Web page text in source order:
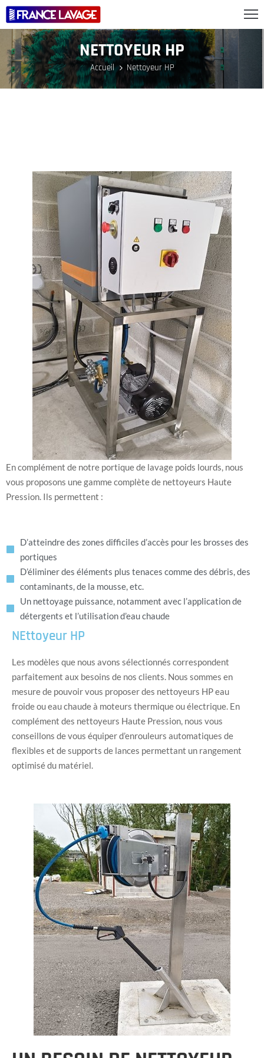
NETTOYEUR HP
Accueil Nettoyeur HP
En complément de notre portique de lavage poids lourds, nous
vous proposons une gamme complète de nettoyeurs Haute
Pression. Ils permettent :
D’atteindre des zones difficiles d’accès pour les brosses des
portiques
D’éliminer des éléments plus tenaces comme des débris, des
contaminants, de la mousse, etc.
Un nettoyage puissance, notamment avec l’application de
détergents et l’utilisation d’eau chaude
NEttoyeur HP
Les modèles que nous avons sélectionnés correspondent
parfaitement aux besoins de nos clients. Nous sommes en
mesure de pouvoir vous proposer des nettoyeurs HP eau
froide ou eau chaude à moteurs thermique ou électrique. En
complément des nettoyeurs Haute Pression, nous vous
conseillons de vous équiper d’enrouleurs automatiques de
flexibles et de supports de lances permettant un rangement
optimisé du matériel.